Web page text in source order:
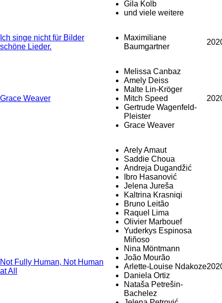
Gila Kolb
und viele weitere
Ich singe nicht für Bilder
schöne Lieder.
Maximiliane
Baumgartner
Grace Weaver
Melissa Canbaz
Amely Deiss
Malte Lin-Kröger
Mitch Speed
Gertrude Wagenfeld-
Pleister
Grace Weaver
Not Fully Human, Not Human
at All
Arely Amaut
Saddie Choua
Andreja Dugandžić
Ibro Hasanović
Jelena Jureša
Kaltrina Krasniqi
Bruno Leitão
Raquel Lima
Olivier Marbouef
Yuderkys Espinosa
Miñoso
Nina Möntmann
João Mourão
Arlette-Louise Ndakoze
Daniela Ortiz
Nataša Petrešin-
Bachelez